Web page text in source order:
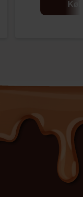
Køb